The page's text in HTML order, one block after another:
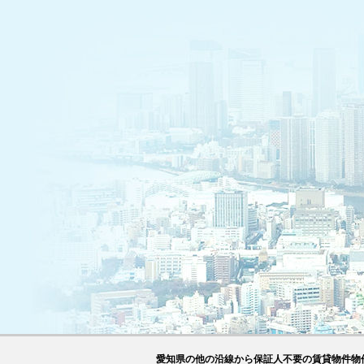
愛知県の他の沿線から保証人不要の賃貸物件物